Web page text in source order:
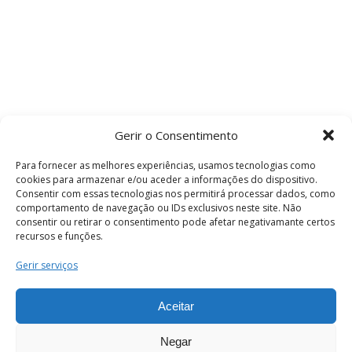
Gerir o Consentimento
Para fornecer as melhores experiências, usamos tecnologias como
cookies para armazenar e/ou aceder a informações do dispositivo.
Consentir com essas tecnologias nos permitirá processar dados, como
comportamento de navegação ou IDs exclusivos neste site. Não
consentir ou retirar o consentimento pode afetar negativamante certos
recursos e funções.
Gerir serviços
Aceitar
Negar
Termos e Condições
os direitos reservados.